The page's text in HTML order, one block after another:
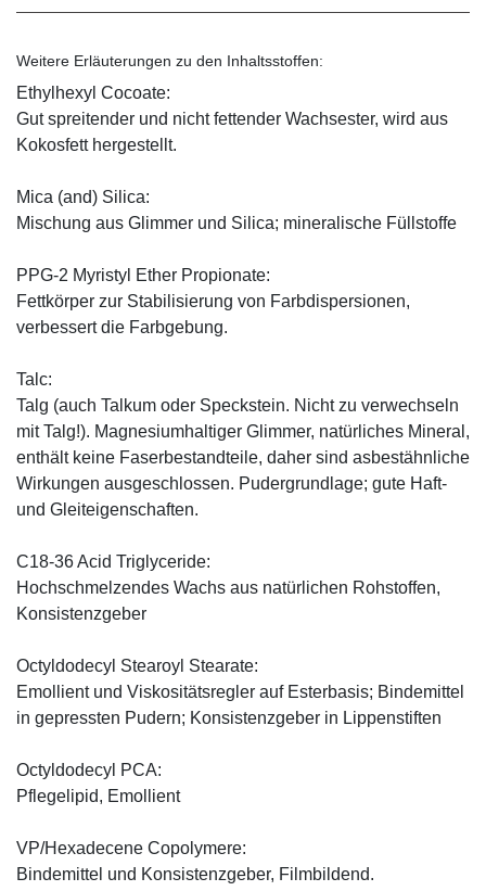
Weitere Erläuterungen zu den Inhaltsstoffen:
Ethylhexyl Cocoate:
Gut spreitender und nicht fettender Wachsester, wird aus
Kokosfett hergestellt.
Mica (and) Silica:
Mischung aus Glimmer und Silica; mineralische Füllstoffe
PPG-2 Myristyl Ether Propionate:
Fettkörper zur Stabilisierung von Farbdispersionen,
verbessert die Farbgebung.
Talc:
Talg (auch Talkum oder Speckstein. Nicht zu verwechseln
mit Talg!). Magnesiumhaltiger Glimmer, natürliches Mineral,
enthält keine Faserbestandteile, daher sind asbestähnliche
Wirkungen ausgeschlossen. Pudergrundlage; gute Haft-
und Gleiteigenschaften.
C18-36 Acid Triglyceride:
Hochschmelzendes Wachs aus natürlichen Rohstoffen,
Konsistenzgeber
Octyldodecyl Stearoyl Stearate:
Emollient und Viskositätsregler auf Esterbasis; Bindemittel
in gepressten Pudern; Konsistenzgeber in Lippenstiften
Octyldodecyl PCA:
Pflegelipid, Emollient
VP/Hexadecene Copolymere:
Bindemittel und Konsistenzgeber, Filmbildend.